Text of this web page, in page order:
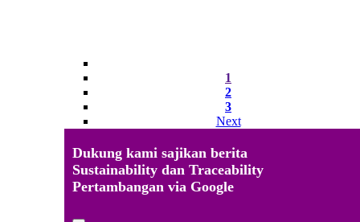
1
2
3
Next
Dukung kami sajikan berita
Sustainability dan Traceability
Pertambangan via Google